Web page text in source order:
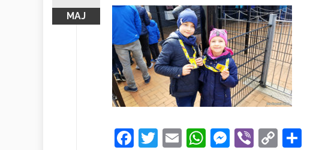
MAJ
Facebook
Twitter
EmailWhatsApp
Messenger
Viber
Copy